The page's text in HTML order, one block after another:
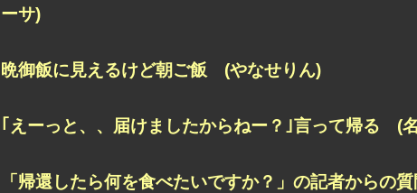
ーサ)
晩御飯に見えるけど朝ご飯 (やなせりん)
｢えーっと、、届けましたからねー？｣言って帰る (
「帰還したら何を食べたいですか？」の記者からの